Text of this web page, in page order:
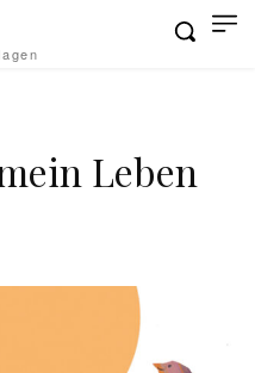
Leben